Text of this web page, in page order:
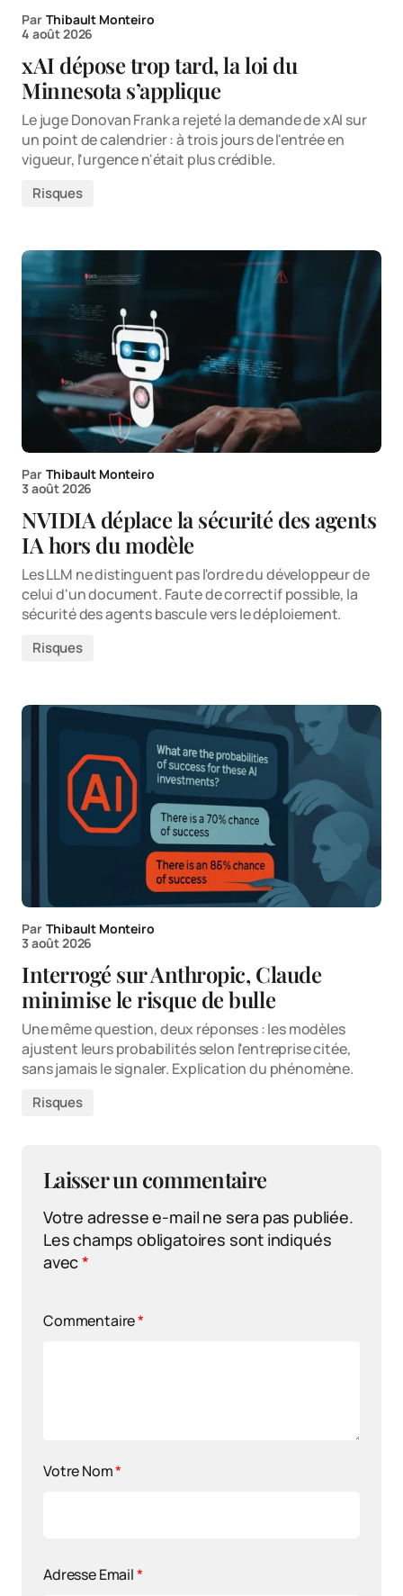
Par Thibault Monteiro
4 août 2026
xAI dépose trop tard, la loi du
Minnesota s’applique
Le juge Donovan Frank a rejeté la demande de xAI sur
un point de calendrier : à trois jours de l'entrée en
vigueur, l'urgence n'était plus crédible.
Risques
Par Thibault Monteiro
3 août 2026
NVIDIA déplace la sécurité des agents
IA hors du modèle
Les LLM ne distinguent pas l'ordre du développeur de
celui d'un document. Faute de correctif possible, la
sécurité des agents bascule vers le déploiement.
Risques
Par Thibault Monteiro
3 août 2026
Interrogé sur Anthropic, Claude
minimise le risque de bulle
Une même question, deux réponses : les modèles
ajustent leurs probabilités selon l'entreprise citée,
sans jamais le signaler. Explication du phénomène.
Risques
Laisser un commentaire
Votre adresse e-mail ne sera pas publiée.
Les champs obligatoires sont indiqués
avec*
Commentaire*
Votre Nom*
Adresse Email*